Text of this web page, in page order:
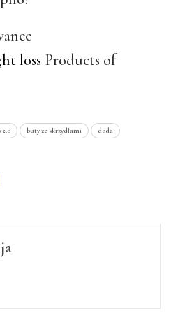
loss Products of
2.0 buty ze skrzydłami doda